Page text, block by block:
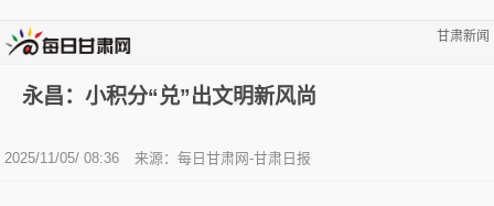
甘肃新闻
永昌：小积分“兑”出文明新风尚
2025/11/05/ 08:36 来源：每日甘肃网-甘肃日报